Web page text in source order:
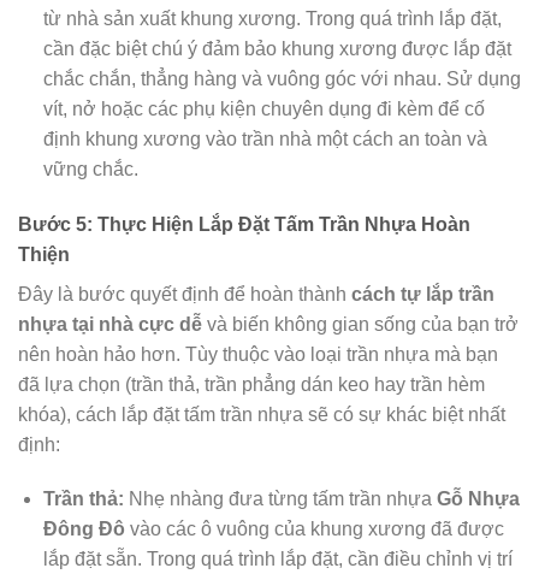
từ nhà sản xuất khung xương. Trong quá trình lắp đặt,
cần đặc biệt chú ý đảm bảo khung xương được lắp đặt
chắc chắn, thẳng hàng và vuông góc với nhau. Sử dụng
vít, nở hoặc các phụ kiện chuyên dụng đi kèm để cố
định khung xương vào trần nhà một cách an toàn và
vững chắc.
Bước 5: Thực Hiện Lắp Đặt Tấm Trần Nhựa Hoàn
Thiện
Đây là bước quyết định để hoàn thành cách tự lắp trần
nhựa tại nhà cực dễ và biến không gian sống của bạn trở
nên hoàn hảo hơn. Tùy thuộc vào loại trần nhựa mà bạn
đã lựa chọn (trần thả, trần phẳng dán keo hay trần hèm
khóa), cách lắp đặt tấm trần nhựa sẽ có sự khác biệt nhất
định:
Trần thả: Nhẹ nhàng đưa từng tấm trần nhựa Gỗ Nhựa
Đông Đô vào các ô vuông của khung xương đã được
lắp đặt sẵn. Trong quá trình lắp đặt, cần điều chỉnh vị trí